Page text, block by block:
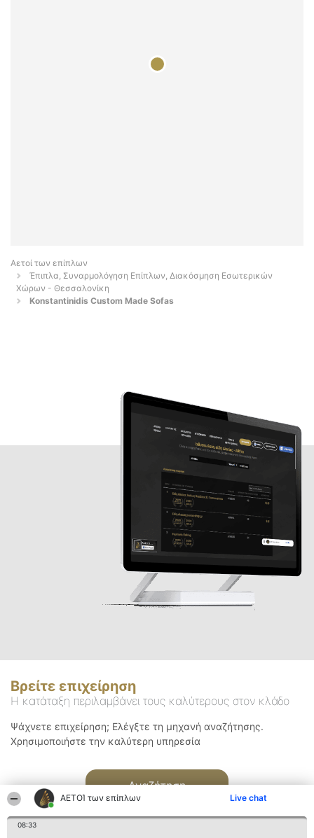
ΑΕΤΟΊ των επίπλων Live chat
08:33
Αετοί των επίπλων
Έπιπλα, Συναρμολόγηση Επίπλων, Διακόσμηση Εσωτερικών
Χώρων - Θεσσαλονίκη
Konstantinidis Custom Made Sofas
Βρείτε επιχείρηση
Η κατάταξη περιλαμβάνει τους καλύτερους στον κλάδο
Ψάχνετε επιχείρηση; Ελέγξτε τη μηχανή αναζήτησης.
Χρησιμοποιήστε την καλύτερη υπηρεσία
Αναζήτηση